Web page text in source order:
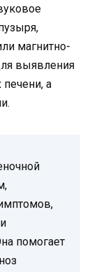
магнитно-
выявления
печени, а
помогает